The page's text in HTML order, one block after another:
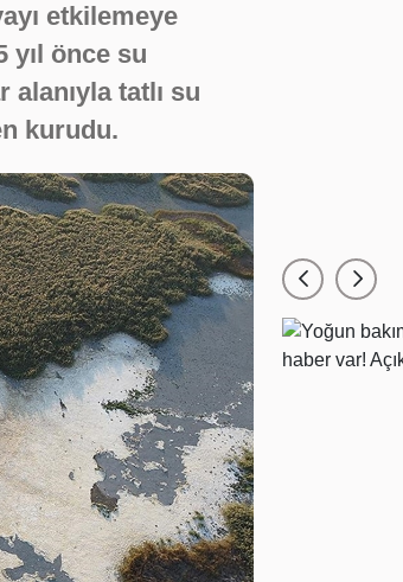
etkilemeye
yıl önce su
alanıyla tatlı su
kurudu.